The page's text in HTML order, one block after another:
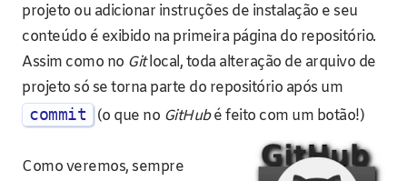
projeto ou adicionar instruções de instalação e seu
conteúdo é exibido na primeira página do repositório.
Assim como no Gitlocal, toda alteração de arquivo de
projeto só se torna parte do repositório após um
commit (o que no GitHubé feito com um botão!)
Como veremos, sempre